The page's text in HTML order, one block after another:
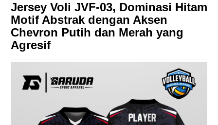
Jersey Voli JVF-03, Dominasi Hitam
Motif Abstrak dengan Aksen
Chevron Putih dan Merah yang
Agresif